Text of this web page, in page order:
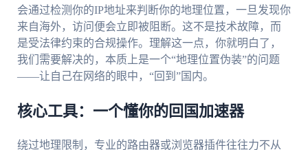
会通过检测你的IP地址来判断你的地理位置，一旦发现你
来自海外，访问便会立即被阻断。这不是技术故障，而
是受法律约束的合规操作。理解这一点，你就明白了，
我们需要解决的，本质上是一个“地理位置伪装”的问题
——让自己在网络的眼中，“回到”国内。
核心工具：一个懂你的回国加速器
绕过地理限制，专业的路由器或浏览器插件往往力不从